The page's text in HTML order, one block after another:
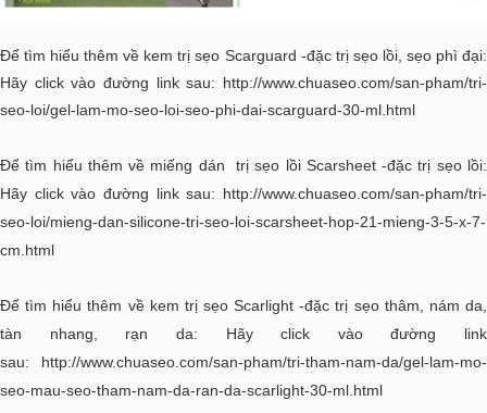
Để tìm hiểu thêm về kem trị sẹo Scarguard -đặc trị sẹo lồi, sẹo phì đại:
Hãy click vào đường link sau: http://www.chuaseo.com/san-pham/tri-
seo-loi/gel-lam-mo-seo-loi-seo-phi-dai-scarguard-30-ml.html
Để tìm hiểu thêm về miếng dán trị sẹo lồi Scarsheet -đặc trị sẹo lồi:
Hãy click vào đường link sau: http://www.chuaseo.com/san-pham/tri-
seo-loi/mieng-dan-silicone-tri-seo-loi-scarsheet-hop-21-mieng-3-5-x-7-
cm.html
Để tìm hiểu thêm về kem trị sẹo Scarlight -đặc trị sẹo thâm, nám da,
tàn nhang, rạn da: Hãy click vào đường link
sau:
http://www.chuaseo.com/san-pham/tri-tham-nam-da/gel-lam-mo-
seo-mau-seo-tham-nam-da-ran-da-scarlight-30-ml.html